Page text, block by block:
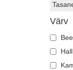
Värv
Hall